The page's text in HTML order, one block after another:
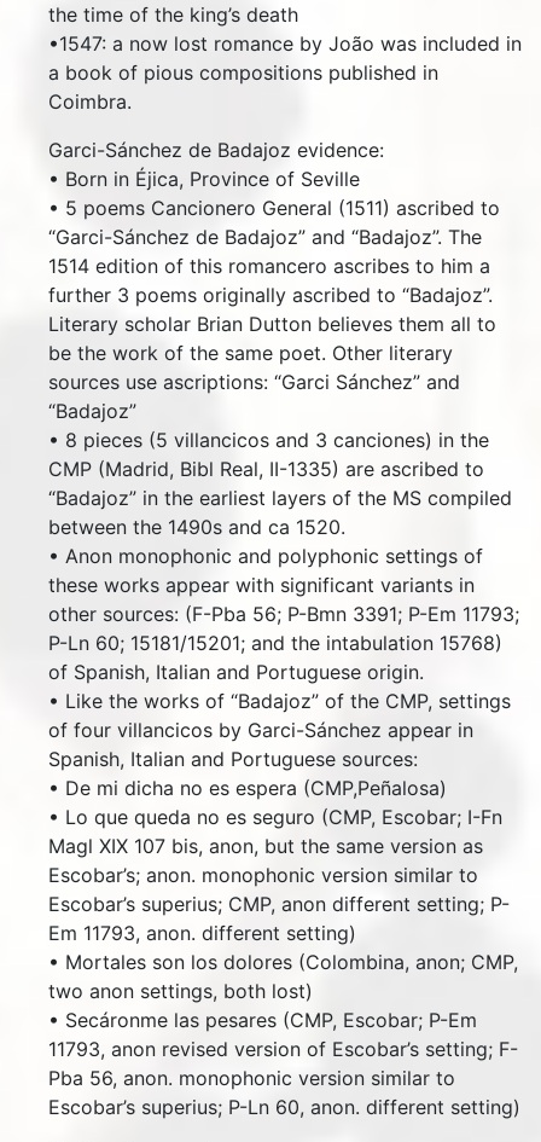
the time of the king’s death
•1547: a now lost romance by João was included in
a book of pious compositions published in
Coimbra.
Garci-Sánchez de Badajoz evidence:
• Born in Éjica, Province of Seville
• 5 poems Cancionero General (1511) ascribed to
“Garci-Sánchez de Badajoz” and “Badajoz”. The
1514 edition of this romancero ascribes to him a
further 3 poems originally ascribed to “Badajoz”.
Literary scholar Brian Dutton believes them all to
be the work of the same poet. Other literary
sources use ascriptions: “Garci Sánchez” and
“Badajoz”
• 8 pieces (5 villancicos and 3 canciones) in the
CMP (Madrid, Bibl Real, II-1335) are ascribed to
“Badajoz” in the earliest layers of the MS compiled
between the 1490s and ca 1520.
• Anon monophonic and polyphonic settings of
these works appear with significant variants in
other sources: (F-Pba 56; P-Bmn 3391; P-Em 11793;
P-Ln 60; 15181/15201; and the intabulation 15768)
of Spanish, Italian and Portuguese origin.
• Like the works of “Badajoz” of the CMP, settings
of four villancicos by Garci-Sánchez appear in
Spanish, Italian and Portuguese sources:
• De mi dicha no es espera (CMP,Peñalosa)
• Lo que queda no es seguro (CMP, Escobar; I-Fn
Magl XIX 107 bis, anon, but the same version as
Escobar’s; anon. monophonic version similar to
Escobar’s superius; CMP, anon different setting; P-
Em 11793, anon. different setting)
• Mortales son los dolores (Colombina, anon; CMP,
two anon settings, both lost)
• Secáronme las pesares (CMP, Escobar; P-Em
11793, anon revised version of Escobar’s setting; F-
Pba 56, anon. monophonic version similar to
Escobar’s superius; P-Ln 60, anon. different setting)